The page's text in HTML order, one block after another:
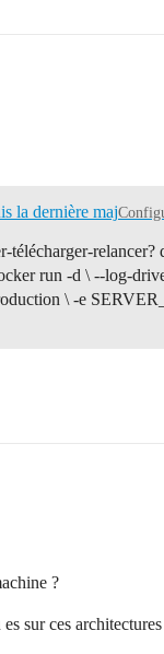
la dernière maj
télécharger-
run -d \ --log-
\ -e
?
sur ces